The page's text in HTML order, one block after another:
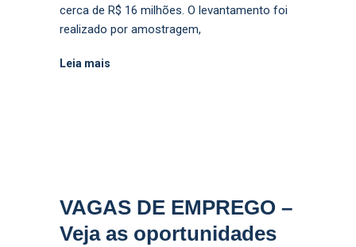
cerca de R$ 16 milhões. O levantamento foi
realizado por amostragem,
Leia mais
VAGAS DE EMPREGO –
Veja as oportunidades